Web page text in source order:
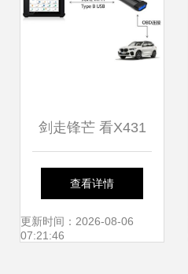
剑走锋芒 看X431
Pad V如何以通讯
革新塑造高端汽诊
查看详情
更新时间：2026-08-06
07:21:46